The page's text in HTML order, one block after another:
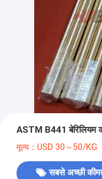
ASTM B441 बेरिलियम
मूल्य：USD 30～50/KG
सबसे अच्छी